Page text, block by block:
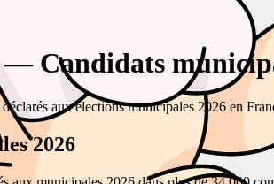
Candidats
aux élections municipales 2026 en
2026